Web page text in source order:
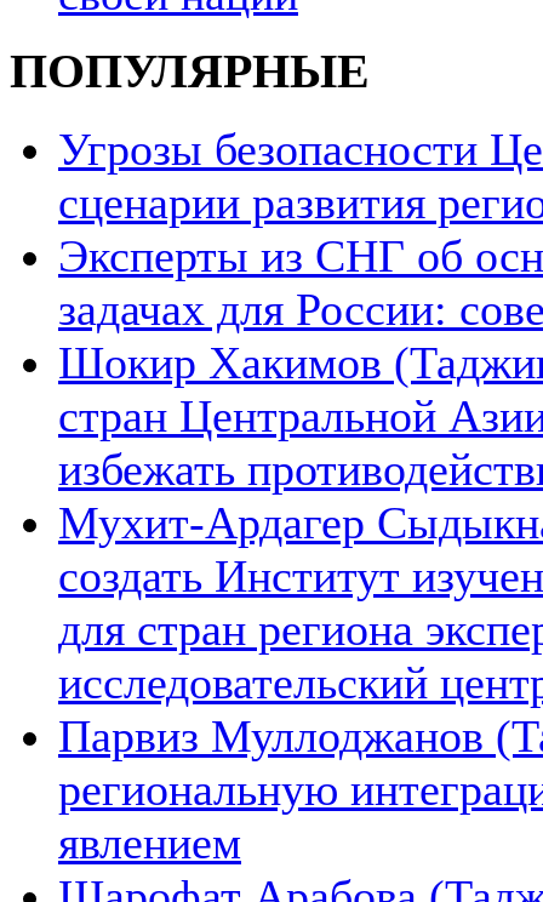
ПОПУЛЯРНЫЕ
Угрозы безопасности
сценарии развития
Эксперты из СНГ об
задачах для России:
Шокир Хакимов
стран Центральной
избежать
Мухит-Ардагер
создать Институт
для стран региона
исследовательский
Парвиз Муллоджанов
региональную
явлением